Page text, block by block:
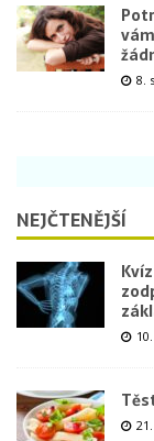
8.
NEJČTENĚJŠÍ